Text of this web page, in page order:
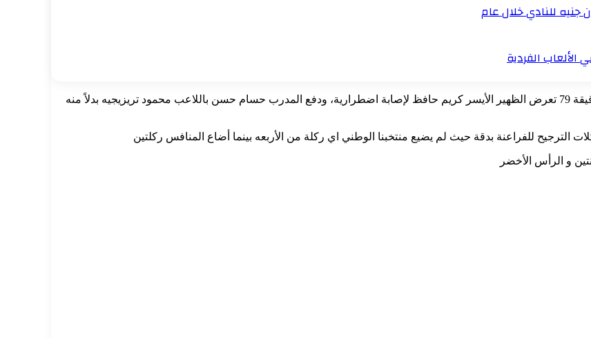
ومع بداية الشوط الثاني استمرت المباراة بضغط متساوي للفريقين حتي الدقيقة 79 تعرض الظهير الأيسر كريم حافظ لإصابة اضطرارية، ودفع المدرب حسام حسن باللاعب محمود تريزيجيه بدلاً منه
الترجيح للفراعنة بدقة حيث لم يضيع منتخبنا الوطني اي ركلة من الأربعه بينما أضاع المنافس ركلتين
و الرأس الأخضر